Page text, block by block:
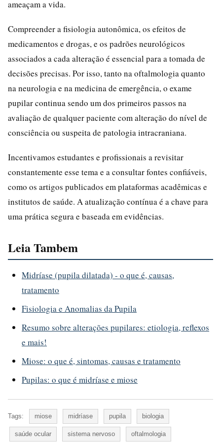
ameaçam a vida.
Compreender a fisiologia autonômica, os efeitos de
medicamentos e drogas, e os padrões neurológicos
associados a cada alteração é essencial para a tomada de
decisões precisas. Por isso, tanto na oftalmologia quanto
na neurologia e na medicina de emergência, o exame
pupilar continua sendo um dos primeiros passos na
avaliação de qualquer paciente com alteração do nível de
consciência ou suspeita de patologia intracraniana.
Incentivamos estudantes e profissionais a revisitar
constantemente esse tema e a consultar fontes confiáveis,
como os artigos publicados em plataformas acadêmicas e
institutos de saúde. A atualização contínua é a chave para
uma prática segura e baseada em evidências.
Leia Tambem
Midríase (pupila dilatada) - o que é, causas,
tratamento
Fisiologia e Anomalias da Pupila
Resumo sobre alterações pupilares: etiologia, reflexos
e mais!
Miose: o que é, sintomas, causas e tratamento
Pupilas: o que é midríase e miose
Tags: miose midríase pupila biologia
saúde ocular sistema nervoso oftalmologia